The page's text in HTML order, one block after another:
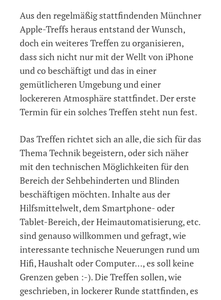
Stammtisch
in
München
Aus den regelmäßig stattfindenden Münchner
Apple-Treffs heraus entstand der Wunsch,
doch ein weiteres Treffen zu organisieren,
dass sich nicht nur mit der Wellt von iPhone
und co beschäftigt und das in einer
gemütlicheren Umgebung und einer
lockereren Atmosphäre stattfindet. Der erste
Termin für ein solches Treffen steht nun fest.
Das Treffen richtet sich an alle, die sich für das
Thema Technik begeistern, oder sich näher
mit den technischen Möglichkeiten für den
Bereich der Sehbehinderten und Blinden
beschäftigen möchten. Inhalte aus der
Hilfsmittelwelt, dem Smartphone- oder
Tablet-Bereich, der Heimautomatisierung, etc.
sind genauso willkommen und gefragt, wie
interessante technische Neuerungen rund um
Hifi, Haushalt oder Computer…, es soll keine
Grenzen geben :-). Die Treffen sollen, wie
geschrieben, in lockerer Runde stattfinden, es